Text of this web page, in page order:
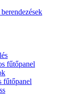
fűtőpanel
fűtőpanel